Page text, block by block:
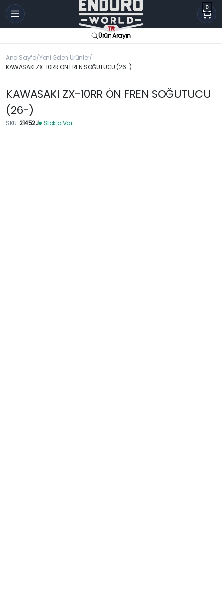
0
Ürün Arayın
Ana Sayfa Yeni Gelen Ürünler
KAWASAKI ZX-10RR ÖN FREN SOĞUTUCU (26-)
KAWASAKI ZX-10RR ÖN FREN SOĞUTUCU
(26-)
SKU:21452J Stokta Var